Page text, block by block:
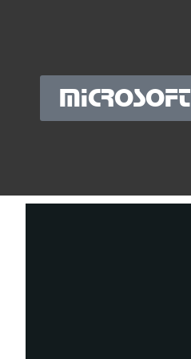
MICROSOFT